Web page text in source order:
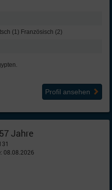
(1) Französisch (2)
Profil ansehen
Jahre
08.08.2026